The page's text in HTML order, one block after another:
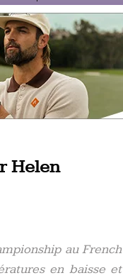
Helen
au French
en baisse et